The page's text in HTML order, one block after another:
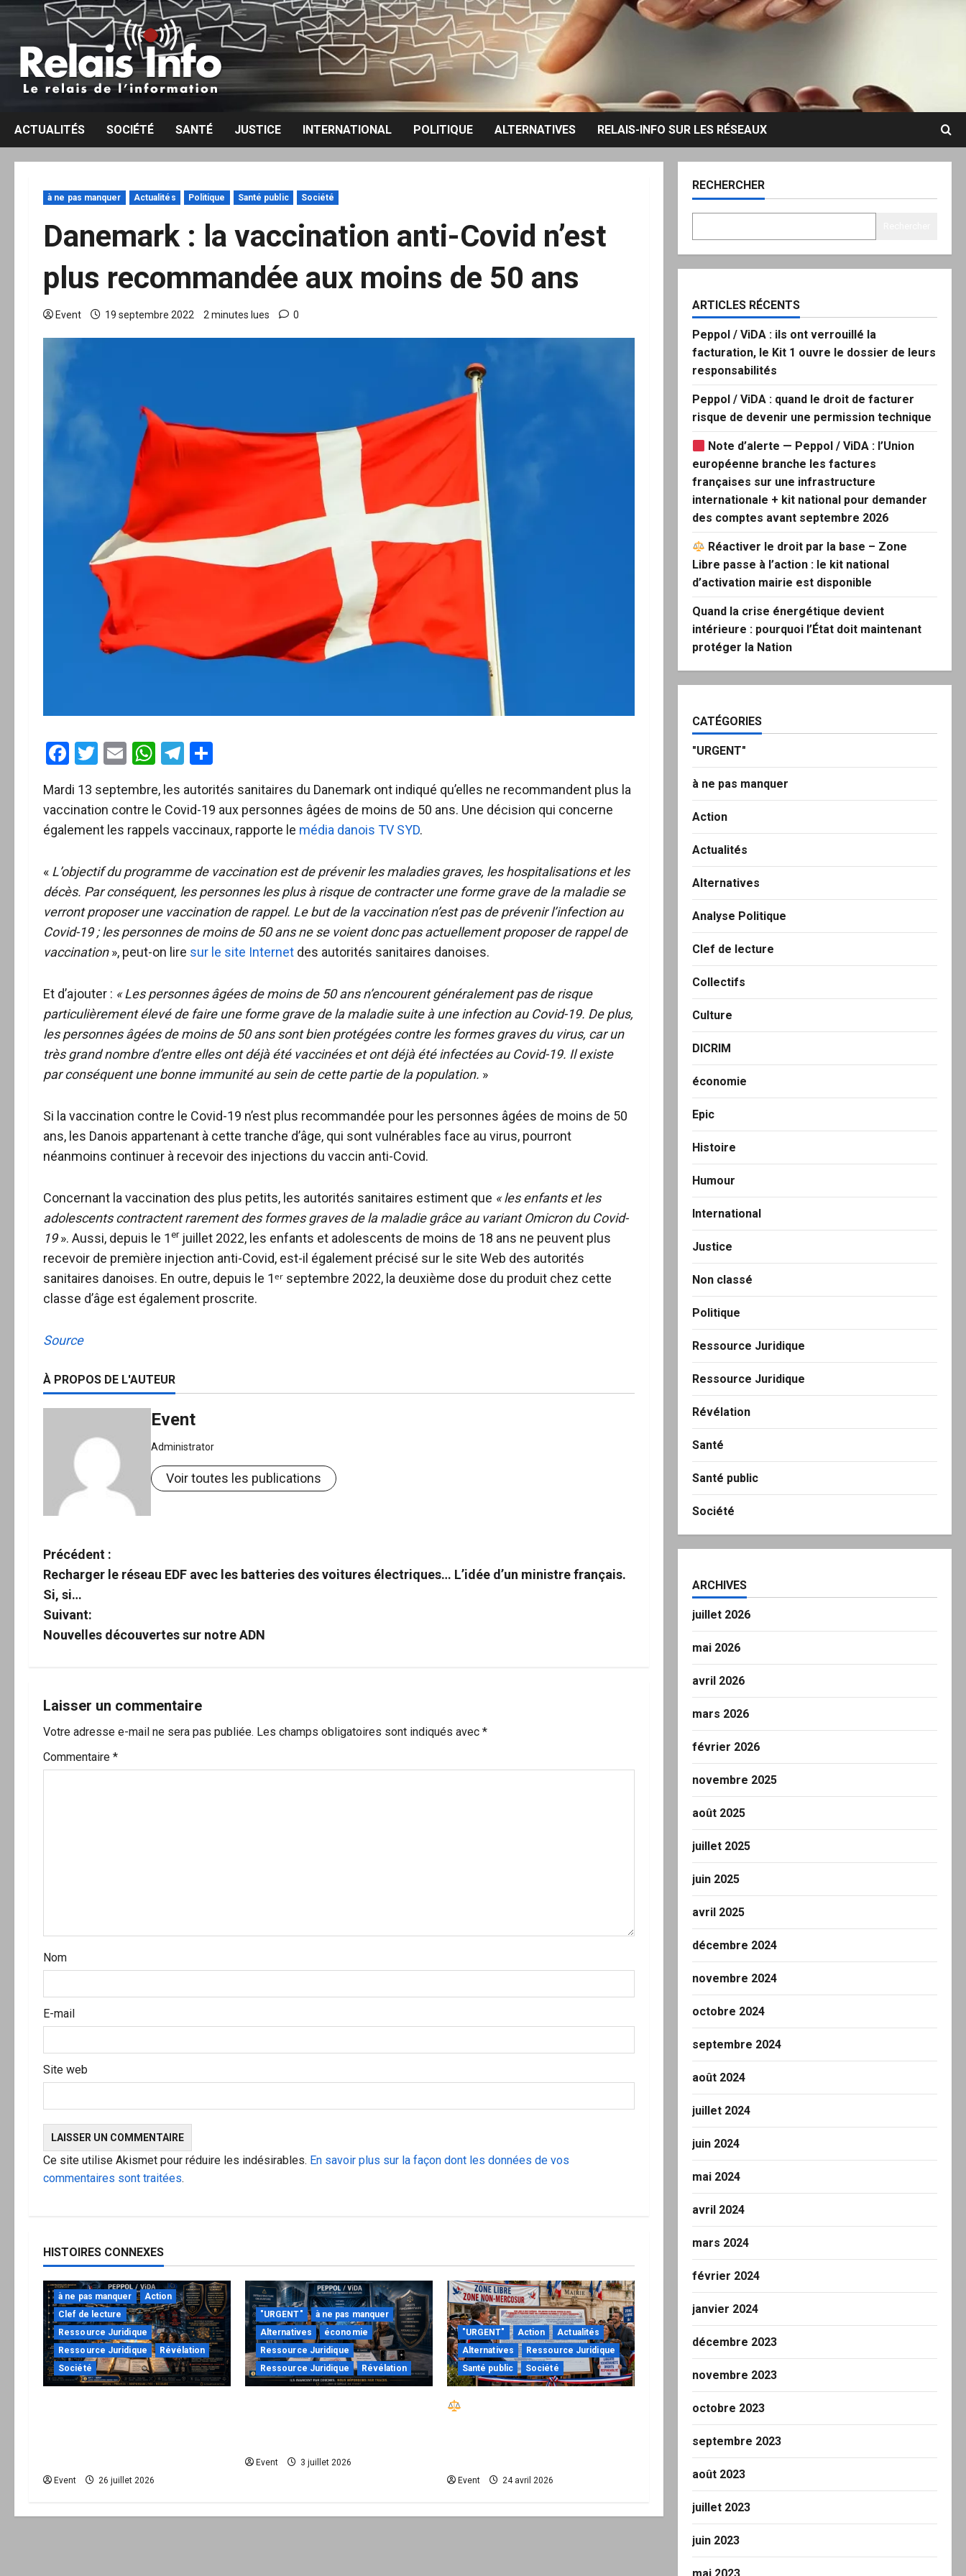
Aller
contenu
ACTUALITÉS SOCIÉTÉ SANTÉ JUSTICE INTERNATIONAL POLITIQUE ALTERNATIVES RELAIS-INFO SUR LES RÉSEAUX
à ne pas manquer Actualités Politique Santé public Société
Danemark : la vaccination anti-Covid n’est
plus recommandée aux moins de 50 ans
Event 19 septembre 2022 2 minutes lues 0
Facebook
Twitter
EmailWhatsApp
Telegram
Mardi 13 septembre, les autorités sanitaires du Danemark ont indiqué qu’elles ne recommandent plus la
vaccination contre le Covid-19 aux personnes âgées de moins de 50 ans. Une décision qui concerne
également les rappels vaccinaux, rapporte le média danois TV SYD.
« L’objectif du programme de vaccination est de prévenir les maladies graves, les hospitalisations et les
décès. Par conséquent, les personnes les plus à risque de contracter une forme grave de la maladie se
verront proposer une vaccination de rappel. Le but de la vaccination n’est pas de prévenir l’infection au
Covid-19 ; les personnes de moins de 50 ans ne se voient donc pas actuellement proposer de rappel de
vaccination», peut-on lire sur le site Internet des autorités sanitaires danoises.
Et d’ajouter : « Les personnes âgées de moins de 50 ans n’encourent généralement pas de risque
particulièrement élevé de faire une forme grave de la maladie suite à une infection au Covid-19. De plus,
les personnes âgées de moins de 50 ans sont bien protégées contre les formes graves du virus, car un
très grand nombre d’entre elles ont déjà été vaccinées et ont déjà été infectées au Covid-19. Il existe
par conséquent une bonne immunité au sein de cette partie de la population. »
Si la vaccination contre le Covid-19 n’est plus recommandée pour les personnes âgées de moins de 50
ans, les Danois appartenant à cette tranche d’âge, qui sont vulnérables face au virus, pourront
néanmoins continuer à recevoir des injections du vaccin anti-Covid.
Concernant la vaccination des plus petits, les autorités sanitaires estiment que « les enfants et les
adolescents contractent rarement des formes graves de la maladie grâce au variant Omicron du Covid-
19». Aussi, depuis le 1erjuillet 2022, les enfants et adolescents de moins de 18 ans ne peuvent plus
recevoir de première injection anti-Covid, est-il également précisé sur le site Web des autorités
sanitaires danoises. En outre, depuis le 1ᵉʳ septembre 2022, la deuxième dose du produit chez cette
classe d’âge est également proscrite.
Source
À PROPOS DE L'AUTEUR
Event
Administrator
Voir toutes les publications
N
a
v
a
t
i
r
i
l
e
Précédent :
Recharger le réseau EDF avec les batteries des voitures électriques… L’idée d’un ministre français.
Si, si…
Suivant:
Nouvelles découvertes sur notre ADN
Laisser un commentaire
Votre adresse e-mail ne sera pas publiée. Les champs obligatoires sont indiqués avec *
Commentaire *
Nom
E-mail
Site web
Ce site utilise Akismet pour réduire les indésirables. En savoir plus sur la façon dont les données de vos
commentaires sont traitées.
HISTOIRES CONNEXES
à ne pas manquer
Action
Clef de lecture
Ressource Juridique
Ressource Juridique
Révélation
Société
Event 26 juillet 2026
"URGENT"
à ne pas manquer
Alternatives
économie
Ressource Juridique
Ressource Juridique
Révélation
Event 3 juillet 2026
"URGENT" Action
Actualités
Alternatives
Ressource Juridique
Santé public
Société
Event 24 avril 2026
RECHERCHER
ARTICLES RÉCENTS
Peppol / ViDA : ils ont verrouillé la
facturation, le Kit 1 ouvre le dossier de leurs
responsabilités
Peppol / ViDA : quand le droit de facturer
risque de devenir une permission technique
Note d’alerte — Peppol / ViDA : l’Union
européenne branche les factures
françaises sur une infrastructure
internationale + kit national pour demander
des comptes avant septembre 2026
Réactiver le droit par la base – Zone
Libre passe à l’action : le kit national
d’activation mairie est disponible
Quand la crise énergétique devient
intérieure : pourquoi l’État doit maintenant
protéger la Nation
CATÉGORIES
"URGENT"
à ne pas manquer
Action
Actualités
Alternatives
Analyse Politique
Clef de lecture
Collectifs
Culture
DICRIM
économie
Epic
Histoire
Humour
International
Justice
Non classé
Politique
Ressource Juridique
Ressource Juridique
Révélation
Santé
Santé public
Société
ARCHIVES
juillet 2026
mai 2026
avril 2026
mars 2026
février 2026
novembre 2025
août 2025
juillet 2025
juin 2025
avril 2025
décembre 2024
novembre 2024
octobre 2024
septembre 2024
août 2024
juillet 2024
juin 2024
mai 2024
avril 2024
mars 2024
février 2024
janvier 2024
décembre 2023
novembre 2023
octobre 2023
septembre 2023
août 2023
juillet 2023
juin 2023